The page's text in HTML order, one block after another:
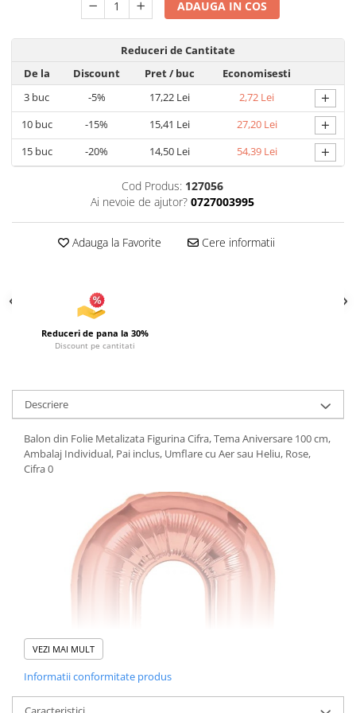
Articole pentru Iluminat
Lampi de veghe
Articole si, Echipamente pentru
Transport şi Ridicat
Pelerine, Umbrele si Accesorii
Videoproiectoare
ADAUGA IN COS
Reduceri de Cantitate
De la
Discount Pret/ buc
Economisesti
3 buc -5% 17,22 Lei 2,72 Lei +
10buc -15% 15,41 Lei 27,20 Lei +
15buc -20% 14,50 Lei 54,39 Lei +
Cod Produs: 127056
Ai nevoie de ajutor? 0727003995
Adauga la Favorite Cere informatii
Reduceri de pana la 30%
Discount pe cantitati
Descriere
Balon din Folie Metalizata Figurina Cifra, Tema Aniversare 100 cm,
Ambalaj Individual, Pai inclus, Umflare cu Aer sau Heliu, Rose,
Cifra 0
VEZI MAI MULT
Informatii conformitate produs